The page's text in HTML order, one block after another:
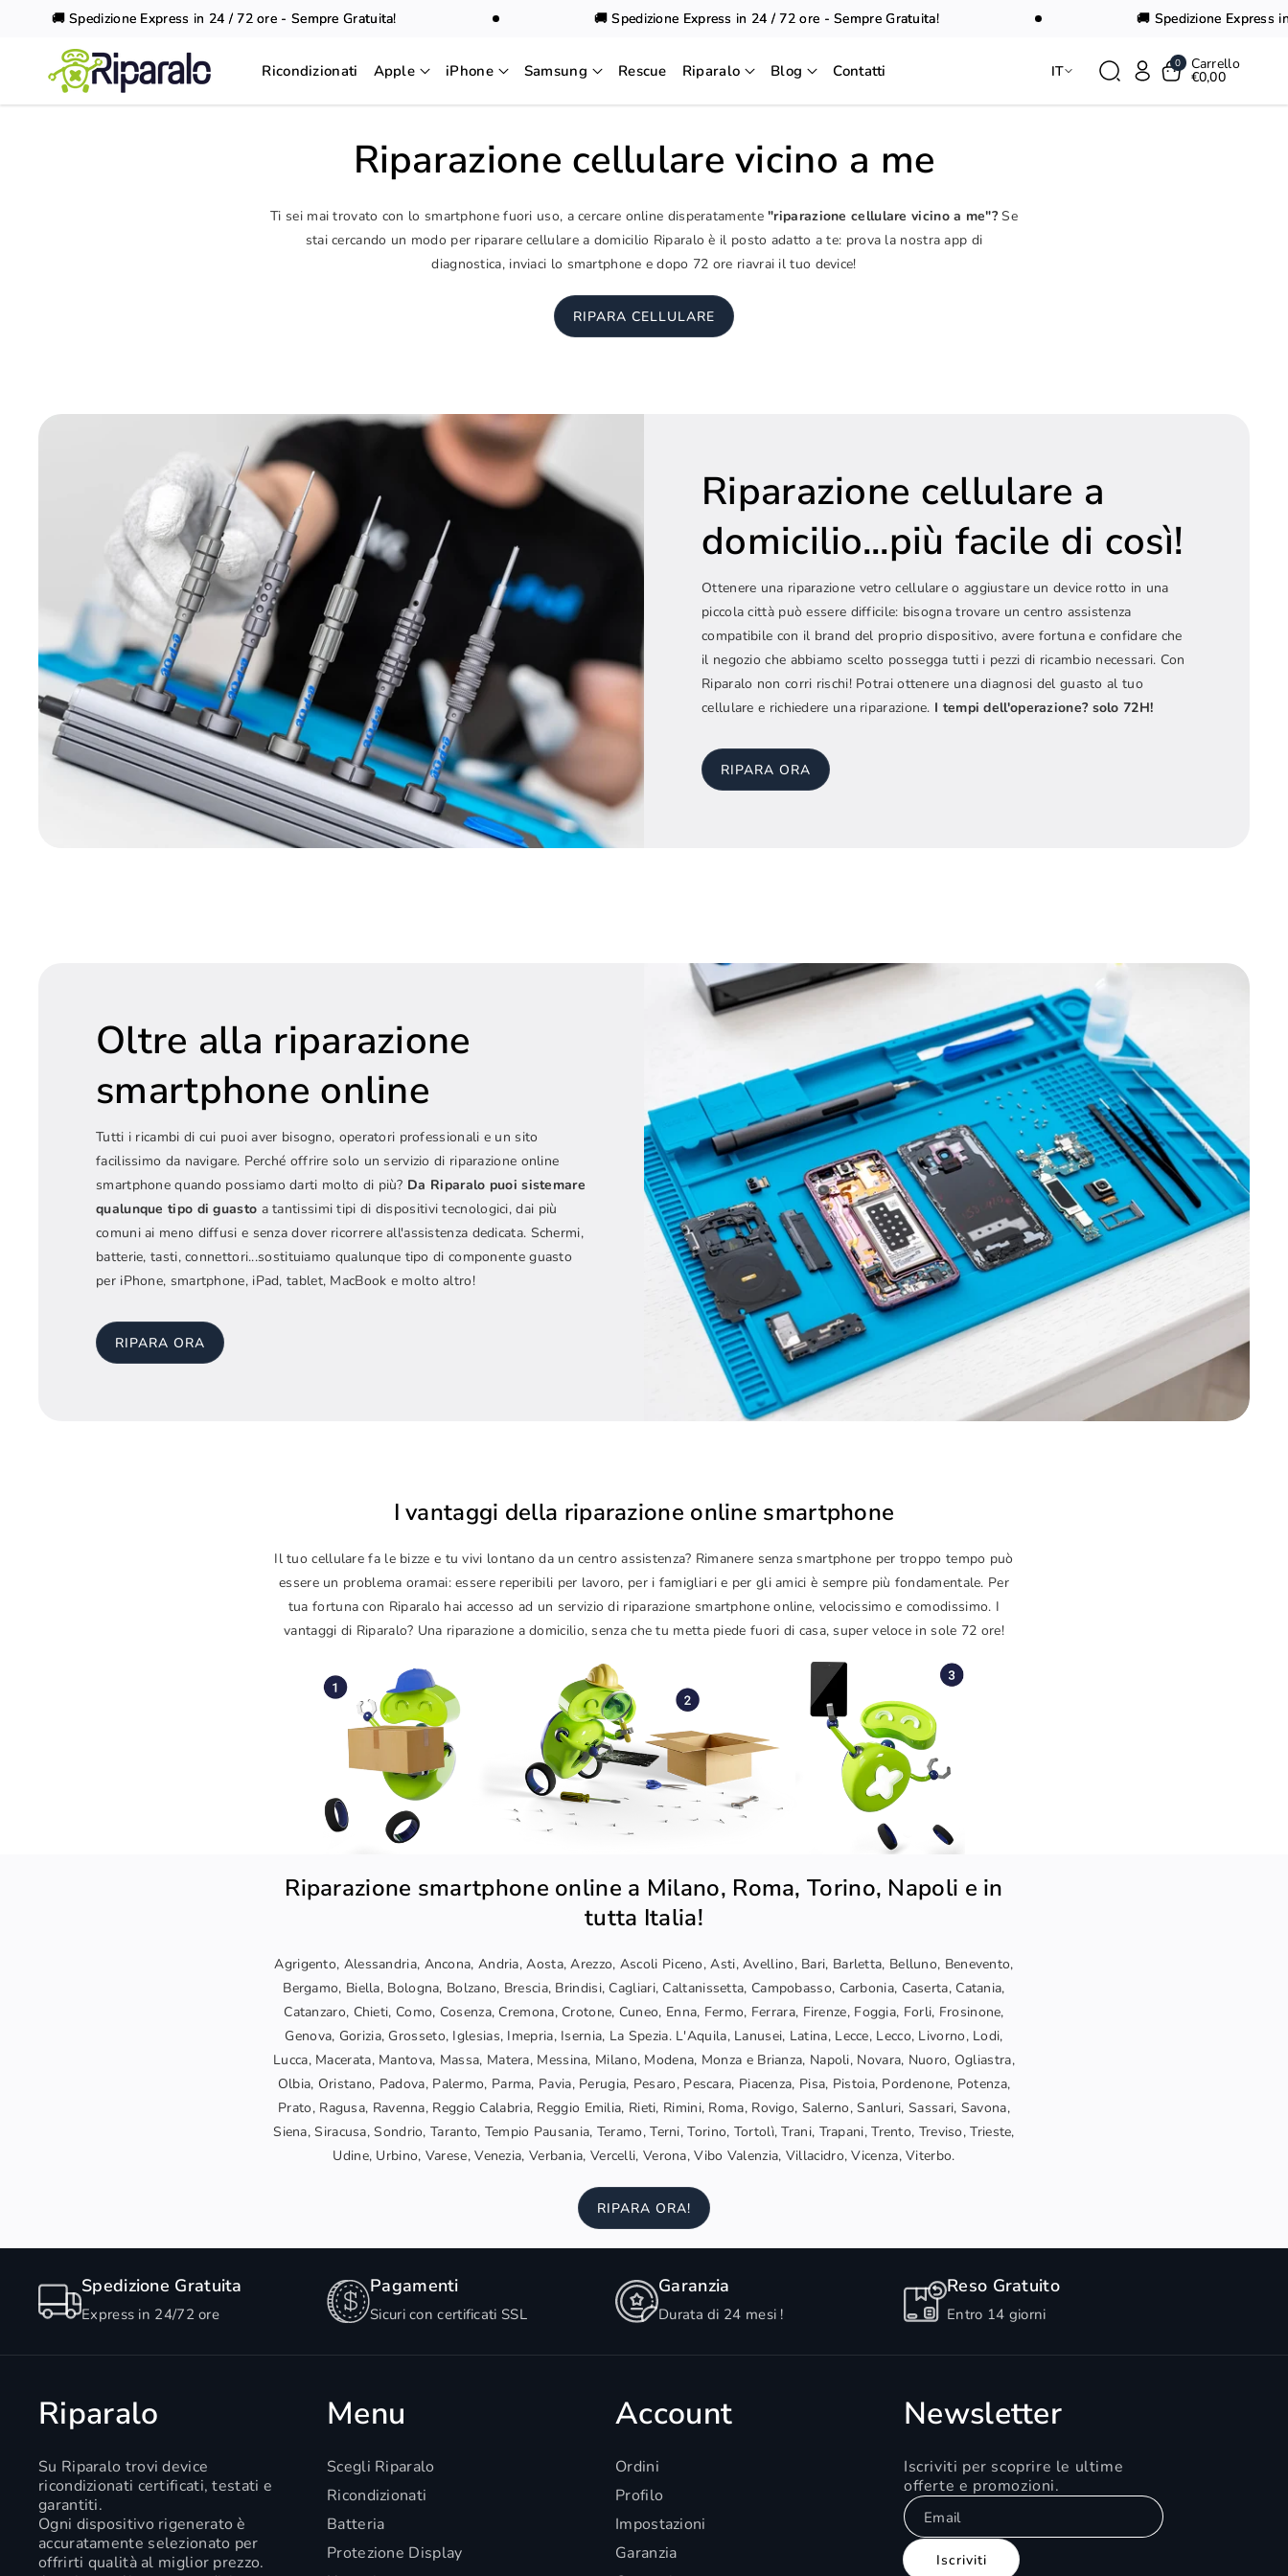
Vai al
contenuto
🚚 Spedizione Express in 24 / 72 ore - Sempre Gratuita! 🚚 Spedizione Express in 24 / 72 ore - Sempre Gratuita! 🚚 Spedizione Express in
Ricondizionati Apple iPhone Samsung Rescue Riparalo Blog Contatti IT 0 Carrello
€0,00
Riparazione cellulare vicino a me
Ti sei mai trovato con lo smartphone fuori uso, a cercare online disperatamente"riparazione cellulare vicino a me"?Se
stai cercando un modo per riparare cellulare a domicilio Riparalo è il posto adatto a te: prova la nostra app di
diagnostica, inviaci lo smartphone e dopo 72 ore riavrai il tuo device!
RIPARA CELLULARE
Riparazione cellulare a
domicilio...più facile di così!
Ottenere una riparazione vetro cellulare o aggiustare un device rotto in una
piccola città può essere difficile: bisogna trovare un centro assistenza
compatibile con il brand del proprio dispositivo, avere fortuna e confidare che
il negozio che abbiamo scelto possegga tutti i pezzi di ricambio necessari. Con
Riparalo non corri rischi! Potrai ottenere una diagnosi del guasto al tuo
cellulare e richiedere una riparazione. I tempi dell'operazione? solo 72H!
RIPARA ORA
Oltre alla riparazione
smartphone online
Tutti i ricambi di cui puoi aver bisogno, operatori professionali e un sito
facilissimo da navigare. Perché offrire solo un servizio di riparazione online
smartphone quando possiamo darti molto di più? Da Riparalo puoi sistemare
qualunque tipo di guasto a tantissimi tipi di dispositivi tecnologici, dai più
comuni ai meno diffusi e senza dover ricorrere all'assistenza dedicata. Schermi,
batterie, tasti, connettori...sostituiamo qualunque tipo di componente guasto
per iPhone, smartphone, iPad, tablet, MacBook e molto altro!
RIPARA ORA
I vantaggi della riparazione online smartphone
Il tuo cellulare fa le bizze e tu vivi lontano da un centro assistenza? Rimanere senza smartphone per troppo tempo può
essere un problema oramai: essere reperibili per lavoro, per i famigliari e per gli amici è sempre più fondamentale. Per
tua fortuna con Riparalo hai accesso ad un servizio di riparazione smartphone online, velocissimo e comodissimo. I
vantaggi di Riparalo? Una riparazione a domicilio, senza che tu metta piede fuori di casa, super veloce in sole 72 ore!
Riparazione smartphone online a Milano, Roma, Torino, Napoli e in
tutta Italia!
Agrigento, Alessandria, Ancona, Andria, Aosta, Arezzo, Ascoli Piceno, Asti, Avellino, Bari, Barletta, Belluno, Benevento,
Bergamo, Biella, Bologna, Bolzano, Brescia, Brindisi, Cagliari, Caltanissetta, Campobasso, Carbonia, Caserta, Catania,
Catanzaro, Chieti, Como, Cosenza, Cremona, Crotone, Cuneo, Enna, Fermo, Ferrara, Firenze, Foggia, Forli, Frosinone,
Genova, Gorizia, Grosseto, Iglesias, Imepria, Isernia, La Spezia. L'Aquila, Lanusei, Latina, Lecce, Lecco, Livorno, Lodi,
Lucca, Macerata, Mantova, Massa, Matera, Messina, Milano, Modena, Monza e Brianza, Napoli, Novara, Nuoro, Ogliastra,
Olbia, Oristano, Padova, Palermo, Parma, Pavia, Perugia, Pesaro, Pescara, Piacenza, Pisa, Pistoia, Pordenone, Potenza,
Prato, Ragusa, Ravenna, Reggio Calabria, Reggio Emilia, Rieti, Rimini, Roma, Rovigo, Salerno, Sanluri, Sassari, Savona,
Siena, Siracusa, Sondrio, Taranto, Tempio Pausania, Teramo, Terni, Torino, Tortolì, Trani, Trapani, Trento, Treviso, Trieste,
Udine, Urbino, Varese, Venezia, Verbania, Vercelli, Verona, Vibo Valenzia, Villacidro, Vicenza, Viterbo.
RIPARA ORA!
Spedizione Gratuita
Express in 24/72 ore
Pagamenti
Sicuri con certificati SSL
Garanzia
Durata di 24 mesi !
Reso Gratuito
Entro 14 giorni
Riparalo
Su Riparalo trovi device
ricondizionati certificati, testati e
garantiti.
Ogni dispositivo rigenerato è
accuratamente selezionato per
offrirti qualità al miglior prezzo.
Menu
Scegli Riparalo
Ricondizionati
Batteria
Protezione Display
Account
Ordini
Profilo
Impostazioni
Garanzia
Newsletter
Iscriviti per scoprire le ultime
offerte e promozioni.
Email
Iscriviti